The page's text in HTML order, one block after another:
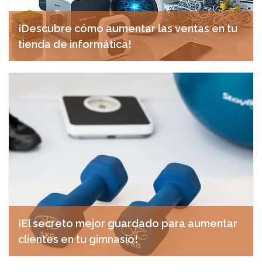
¡Descubre cómo aumentar las ventas en tu
tienda de informática!
diciembre 12, 2024
¡El secreto mejor guardado para aumentar
clientes en tu gimnasio!